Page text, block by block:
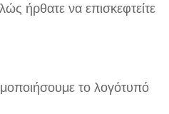
ήρθατε να επισκεφτείτε
το λογότυπό